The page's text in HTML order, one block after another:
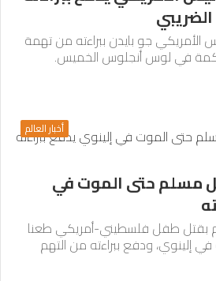
الأمريكي جو بايدن ببراءته من تهمة
في لوس أنجلوس الخميس.
أخبار العالم
مسلم حتى الموت في
بقتل طفل فلسطيني-أمريكي طعنا
إلينوي، ودفع ببراءته من التهم